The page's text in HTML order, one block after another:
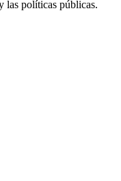
las políticas públicas.